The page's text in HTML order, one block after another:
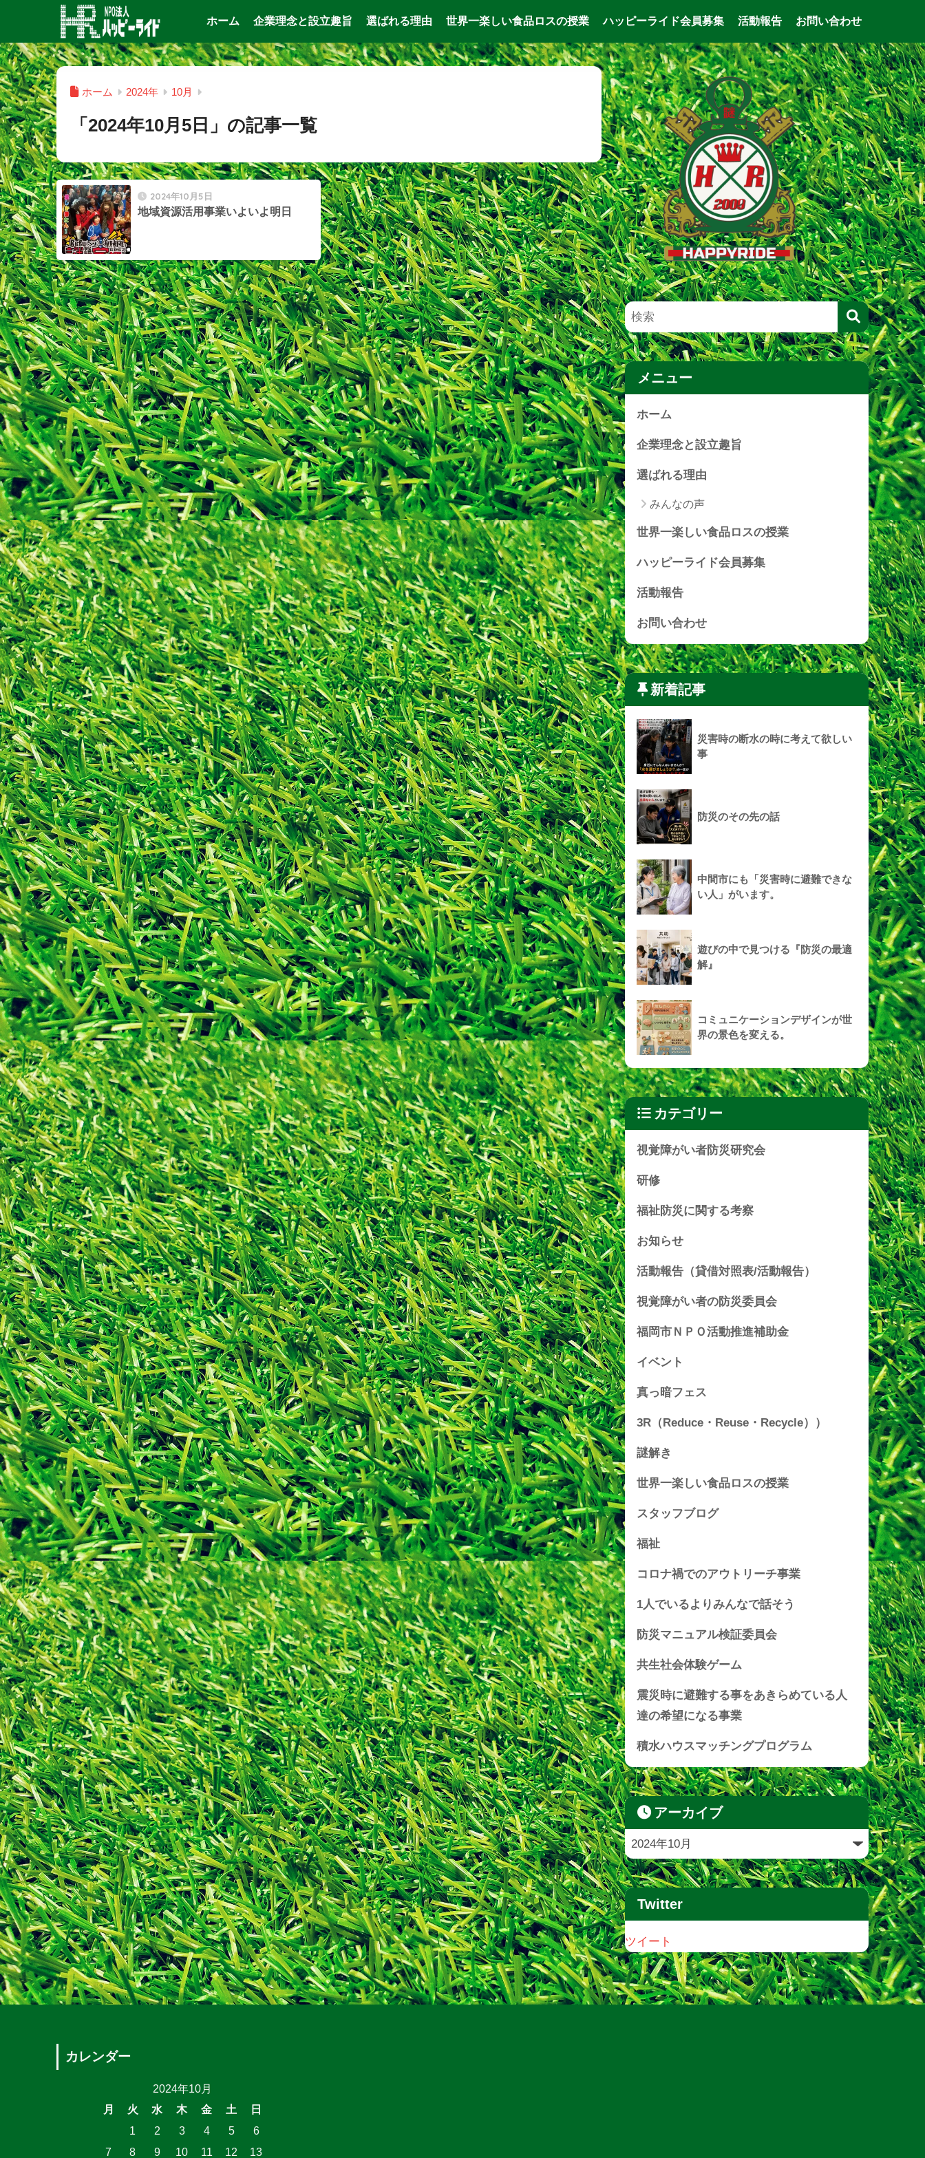
ホーム 企業理念と設立趣旨 選ばれる理由 世界一楽しい食品ロスの授業 ハッピーライド会員募集 活動報告 お問い合わせ
ホーム 2024年 10月
「2024年10月5日」の記事一覧
2024年10月5日
地域資源活用事業いよいよ明日
メニュー
ホーム
企業理念と設立趣旨
選ばれる理由
みんなの声
世界一楽しい食品ロスの授業
ハッピーライド会員募集
活動報告
お問い合わせ
新着記事
災害時の断水の時に考えて欲しい
事
防災のその先の話
中間市にも「災害時に避難できな
い人」がいます。
遊びの中で見つける『防災の最適
解』
コミュニケーションデザインが世
界の景色を変える。
カテゴリー
視覚障がい者防災研究会
研修
福祉防災に関する考察
お知らせ
活動報告（貸借対照表/活動報告）
視覚障がい者の防災委員会
福岡市ＮＰＯ活動推進補助金
イベント
真っ暗フェス
3R（Reduce・Reuse・Recycle））
謎解き
世界一楽しい食品ロスの授業
スタッフブログ
福祉
コロナ禍でのアウトリーチ事業
1人でいるよりみんなで話そう
防災マニュアル検証委員会
共生社会体験ゲーム
震災時に避難する事をあきらめている人
達の希望になる事業
積水ハウスマッチングプログラム
アーカイブ
Twitter
ツイート
カレンダー
2024年10月
月
火 水 木 金 土
日
1
2 3 4 5
6
7
8 9 10 11 12 13